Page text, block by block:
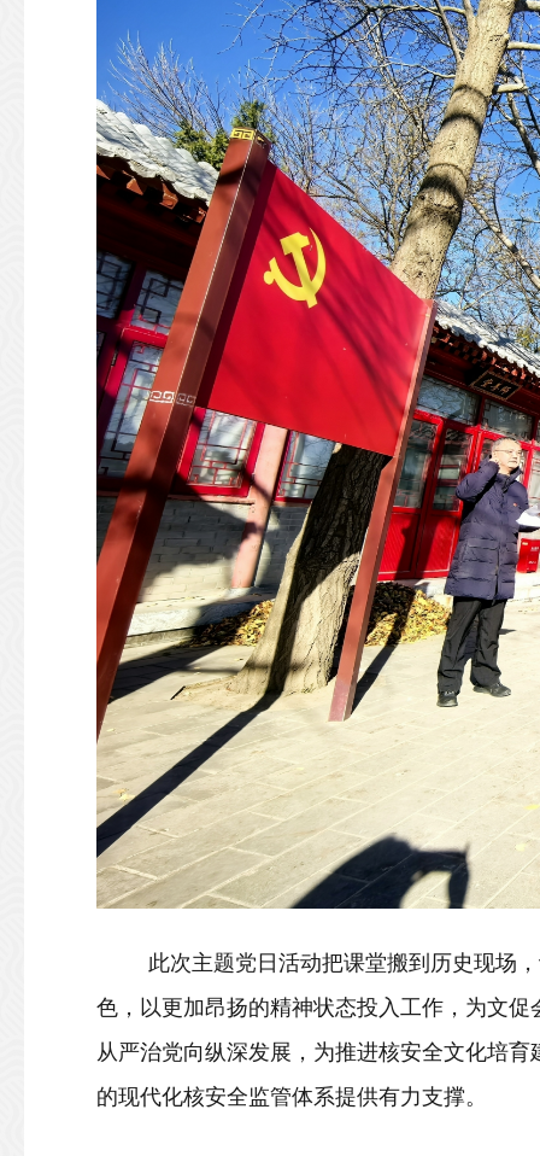
此次主题党日活动把课堂搬到历史现场
色，以更加昂扬的精神状态投入工作，为文
从严治党向纵深发展，为推进核安全文化培
的现代化核安全监管体系提供有力支撑。